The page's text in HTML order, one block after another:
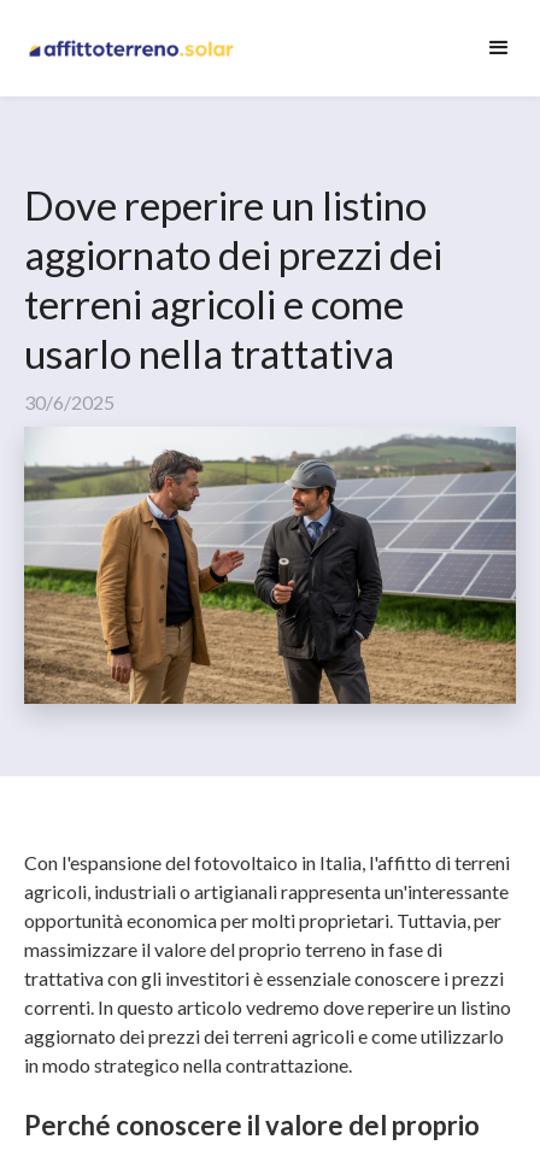
Dove reperire un listino
aggiornato dei prezzi dei
terreni agricoli e come
usarlo nella trattativa
30/6/2025
Con l'espansione del fotovoltaico in Italia, l'affitto di terreni
agricoli, industriali o artigianali rappresenta un'interessante
opportunità economica per molti proprietari. Tuttavia, per
massimizzare il valore del proprio terreno in fase di
trattativa con gli investitori è essenziale conoscere i prezzi
correnti. In questo articolo vedremo dove reperire un listino
aggiornato dei prezzi dei terreni agricoli e come utilizzarlo
in modo strategico nella contrattazione.
Perché conoscere il valore del proprio